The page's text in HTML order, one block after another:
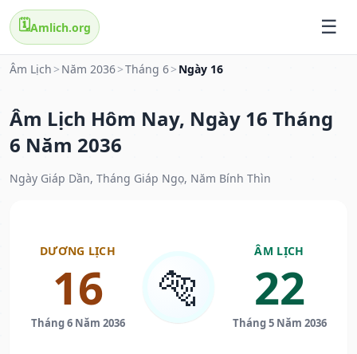
🗓️Amlich.org
Âm Lịch > Năm 2036>Tháng 6> Ngày 16
Âm Lịch Hôm Nay, Ngày 16 Tháng
6 Năm 2036
Ngày Giáp Dần, Tháng Giáp Ngọ, Năm Bính Thìn
DƯƠNG LỊCH
16
Tháng 6 Năm 2036
🐅
ÂM LỊCH
22
Tháng 5 Năm 2036